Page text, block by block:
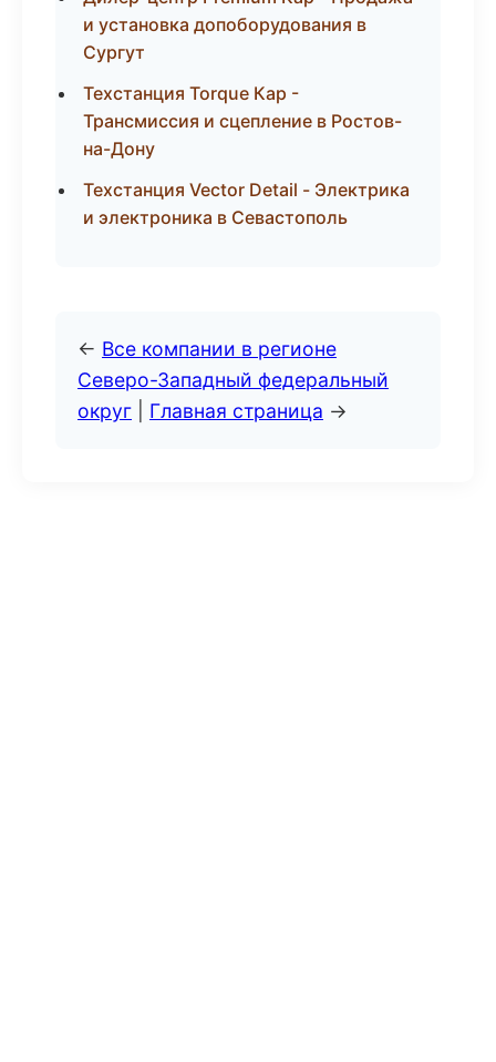
и установка допоборудования в
Сургут
Техстанция Torque Кар -
Трансмиссия и сцепление в Ростов-
на-Дону
Техстанция Vector Detail - Электрика
и электроника в Севастополь
← Все компании в регионе
Северо-Западный федеральный
округ
Главная страница →